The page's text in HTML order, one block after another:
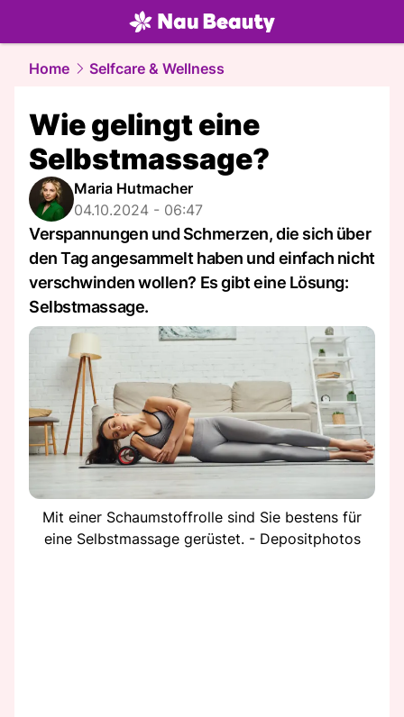
beauty.NAU.ch
Home Selfcare & Wellness
Wie gelingt eine
Selbstmassage?
Maria Hutmacher
04.10.2024 - 06:47
Verspannungen und Schmerzen, die sich über
den Tag angesammelt haben und einfach nicht
verschwinden wollen? Es gibt eine Lösung:
Selbstmassage.
Mit einer Schaumstoffrolle sind Sie bestens für
eine Selbstmassage gerüstet. - Depositphotos